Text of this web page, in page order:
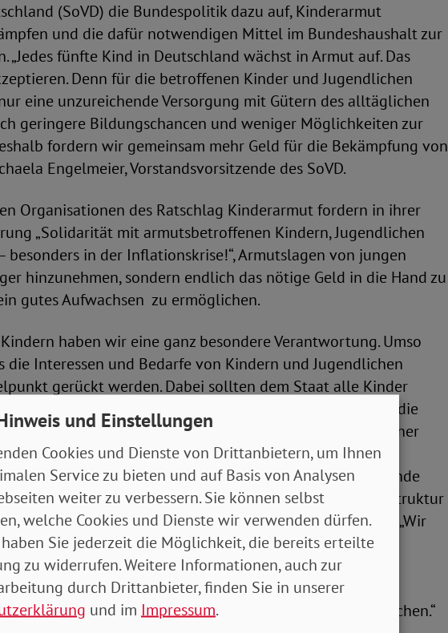
(SoVD) die Bundespolitik dazu auf, Kinderarmut
und die dafür notwendigen Mittel im Bundeshaushalt zur
„Jedes fünfte Kind in Deutschland wächst in Armut auf. Das
Denn für die betroffenen Kinder und Jugendlichen
eine unzureichende Versorgung mit Gütern des alltäglichen
geringere Bildungschancen und weniger Möglichkeiten zur
fordern wir gemeinsam mehr Geld für die Bekämpfung von
Engelmeier, Vorstandsvorsitzende des SoVD.
Organisationen des Ratschlag Kinderarmut fordern in ihrer
„Solidarität mit armutsbetroffenen Kindern, Jugendlichen
besonders in der Inflationskrise!“, Armutslagen von jungen
hinzunehmen, sondern endlich das nötige Geld in die Hand zu
gutes Aufwachsen zu ermöglichen.
haben wir eine ganz besondere Verantwortung. Umso
die Interessen und Bedarfe von Kindern und Jugendlichen
gerückt werden. Dabei sollten dem Staat alle Kinder
Insofern erwarten wir von der Bundesregierung, dass sie die
die Teilhabe von Kindern und Jugendlichen sichert. In einer
Privathaushalte und soziale Einrichtungen die extremen
noch stemmen können, darf jetzt nicht am falschen Ende
Engelmeier. Aber auch der Ausbau der sozialen Infrastruktur
dringend auf die politische Agenda. „Wir
qualitativ hochwertige sowie bedarfsgerechte
Kitas, aber auch einen kostengünstigen Zugang zu
Musik- und Sportvereinen. Nur so können wir
soziale Teilhabe für alle Kinder und Jugendlichen erreichen.“
und Einstellungen
Cookies und Dienste von Drittanbietern, um Ihnen
Service zu bieten und auf Basis von Analysen
weiter zu verbessern. Sie können selbst
welche Cookies und Dienste wir verwenden dürfen.
Sie jederzeit die Möglichkeit, die bereits erteilte
zu widerrufen. Weitere Informationen, auch zur
durch Drittanbieter, finden Sie in unserer
und im Impressum.